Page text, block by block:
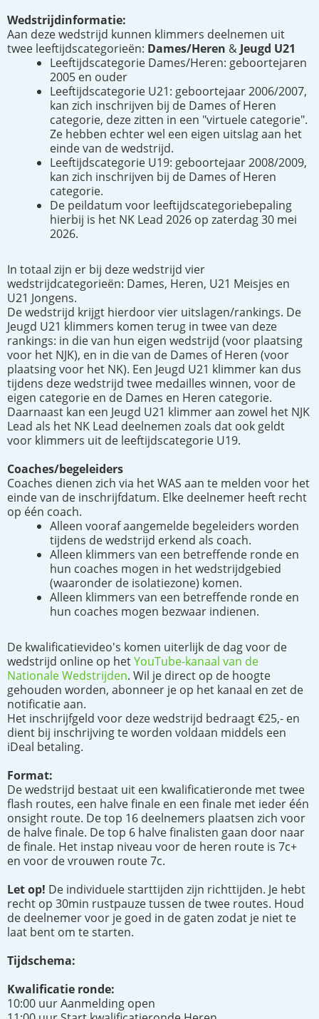
Wedstrijdinformatie:
Aan deze wedstrijd kunnen klimmers deelnemen uit
twee leeftijdscategorieën: Dames/Heren & Jeugd U21
Leeftijdscategorie Dames/Heren: geboortejaren
2005 en ouder
Leeftijdscategorie U21: geboortejaar 2006/2007,
kan zich inschrijven bij de Dames of Heren
categorie, deze zitten in een "virtuele categorie".
Ze hebben echter wel een eigen uitslag aan het
einde van de wedstrijd.
Leeftijdscategorie U19: geboortejaar 2008/2009,
kan zich inschrijven bij de Dames of Heren
categorie.
De peildatum voor leeftijdscategoriebepaling
hierbij is het NK Lead 2026 op zaterdag 30 mei
2026.
In totaal zijn er bij deze wedstrijd vier
wedstrijdcategorieën: Dames, Heren, U21 Meisjes en
U21 Jongens.
De wedstrijd krijgt hierdoor vier uitslagen/rankings. De
Jeugd U21 klimmers komen terug in twee van deze
rankings: in die van hun eigen wedstrijd (voor plaatsing
voor het NJK), en in die van de Dames of Heren (voor
plaatsing voor het NK). Een Jeugd U21 klimmer kan dus
tijdens deze wedstrijd twee medailles winnen, voor de
eigen categorie en de Dames en Heren categorie.
Daarnaast kan een Jeugd U21 klimmer aan zowel het NJK
Lead als het NK Lead deelnemen zoals dat ook geldt
voor klimmers uit de leeftijdscategorie U19.
Coaches/begeleiders
Coaches dienen zich via het WAS aan te melden voor het
einde van de inschrijfdatum. Elke deelnemer heeft recht
op één coach.
Alleen vooraf aangemelde begeleiders worden
tijdens de wedstrijd erkend als coach.
Alleen klimmers van een betreffende ronde en
hun coaches mogen in het wedstrijdgebied
(waaronder de isolatiezone) komen.
Alleen klimmers van een betreffende ronde en
hun coaches mogen bezwaar indienen.
De kwalificatievideo's komen uiterlijk de dag voor de
wedstrijd online op hetYouTube-kanaal van de
Nationale Wedstrijden. Wil je direct op de hoogte
gehouden worden, abonneer je op het kanaal en zet de
notificatie aan.
Het inschrijfgeld voor deze wedstrijd bedraagt €25,- en
dient bij inschrijving te worden voldaan middels een
iDeal betaling.
Format:
De wedstrijd bestaat uit een kwalificatieronde met twee
flash routes, een halve finale en een finale met ieder één
onsight route. De top 16 deelnemers plaatsen zich voor
de halve finale. De top 6 halve finalisten gaan door naar
de finale. Het instap niveau voor de heren route is 7c+
en voor de vrouwen route 7c.
Let op! De individuele starttijden zijn richttijden. Je hebt
recht op 30min rustpauze tussen de twee routes. Houd
de deelnemer voor je goed in de gaten zodat je niet te
laat bent om te starten.
Tijdschema:
Kwalificatie ronde:
10:00 uur Aanmelding open